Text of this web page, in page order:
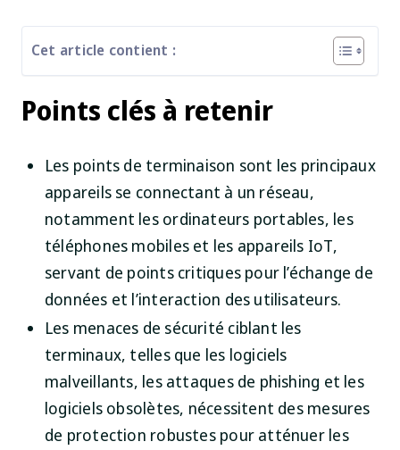
Cet article contient :
Points clés à retenir
Les points de terminaison sont les principaux
appareils se connectant à un réseau,
notamment les ordinateurs portables, les
téléphones mobiles et les appareils IoT,
servant de points critiques pour l’échange de
données et l’interaction des utilisateurs.
Les menaces de sécurité ciblant les
terminaux, telles que les logiciels
malveillants, les attaques de phishing et les
logiciels obsolètes, nécessitent des mesures
de protection robustes pour atténuer les